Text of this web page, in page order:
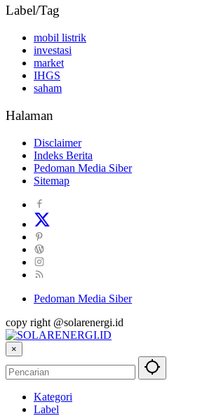
Label/Tag
mobil listrik
investasi
market
IHGS
saham
Halaman
Disclaimer
Indeks Berita
Pedoman Media Siber
Sitemap
Pedoman Media Siber
copy right @solarenergi.id
×
Kategori
Label